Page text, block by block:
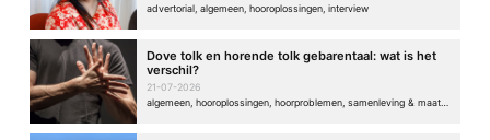
advertorial, algemeen, hooroplossingen, interview
Dove tolk en horende tolk gebarentaal: wat is het
verschil?
21-07-2026
algemeen, hooroplossingen, hoorproblemen, samenleving & maatschappij